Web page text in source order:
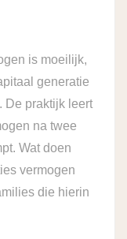
is moeilijk,
generatie
De praktijk leert
na twee
Wat doen
vermogen
die hierin